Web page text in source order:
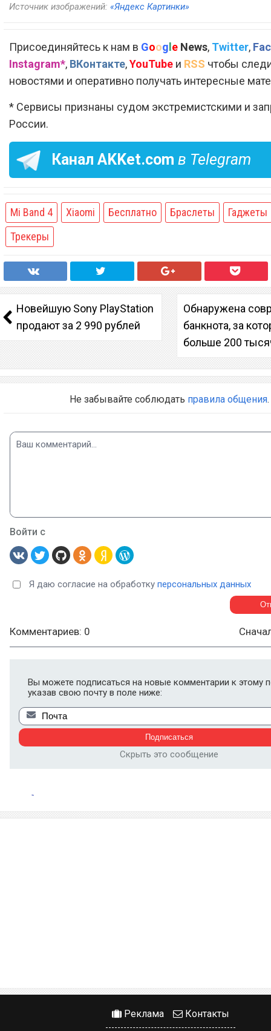
Источник изображений: «Яндекс Картинки»
Присоединяйтесь к нам в Google News, Twitter,
Instagram*, ВКонтакте,YouTube и RSS чтобы
новостями и оперативно получать интересные
* Сервисы признаны судом экстремистскими и
России.
Канал AKKet.com в Telegram
Mi Band 4 Xiaomi Бесплатно Браслеты
Гаджеты
Трекеры
Новейшую Sony PlayStation
продают за 2 990 рублей
Обнаружена
банкнота, за
больше 200
Не забывайте соблюдать правила общения.
Войти с
Я даю согласие на обработку персональных данных
Комментариев: 0
Вы можете подписаться на новые комментарии к этому
указав свою почту в поле ниже:
Скрыть это сообщение
Реклама Контакты